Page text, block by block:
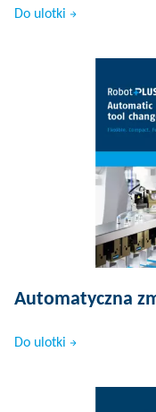
Do ulotki
Automatyczna
Do ulotki